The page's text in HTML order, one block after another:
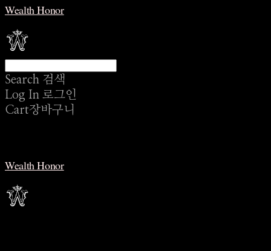
Wealth Honor
Search 검색
Log In 로그인
Cart장바구니
Wealth Honor